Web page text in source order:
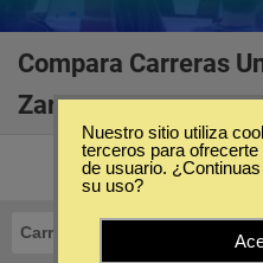
Compara Carreras
Zaragoza
Carreras Universitarias
Nuestro sitio utiliza
terceros para
de usuario.
su uso?